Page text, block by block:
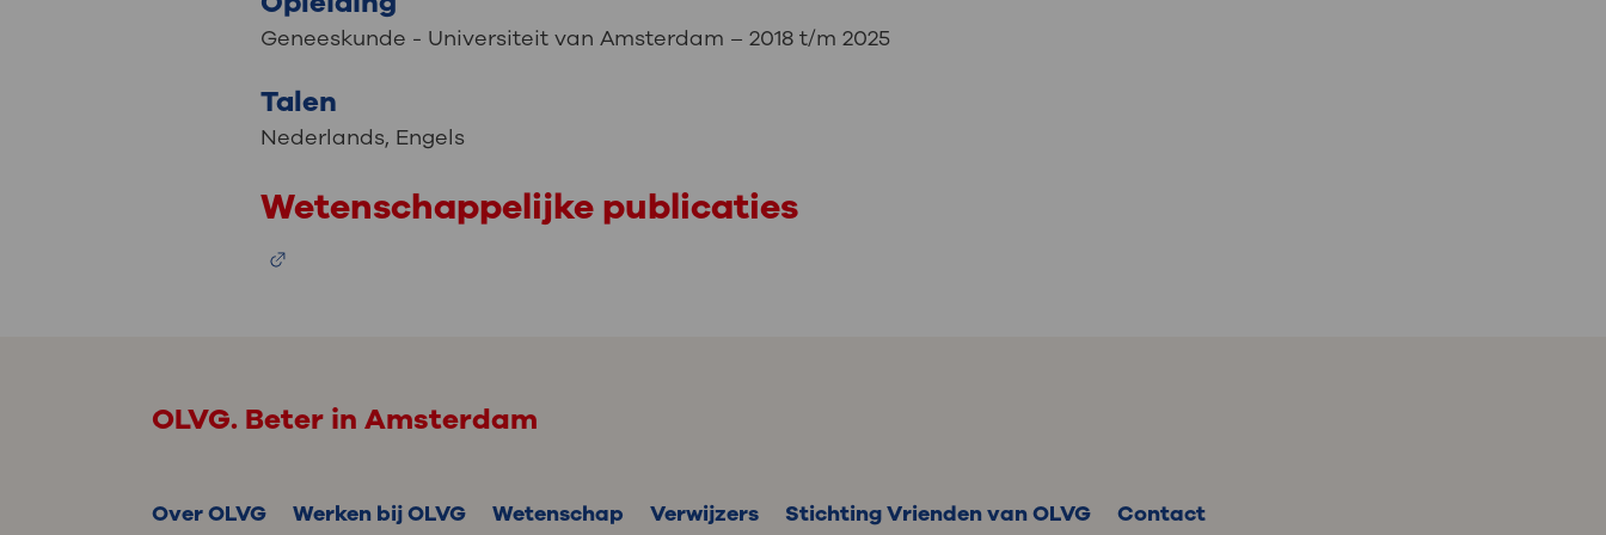
Geneeskunde - Universiteit van Amsterdam – 2018 t/m 2025
Talen
Nederlands, Engels
Wetenschappelijke publicaties
OLVG. Beter in Amsterdam
Over OLVG Werken bij OLVG Wetenschap Verwijzers Stichting Vrienden van OLVG Contact